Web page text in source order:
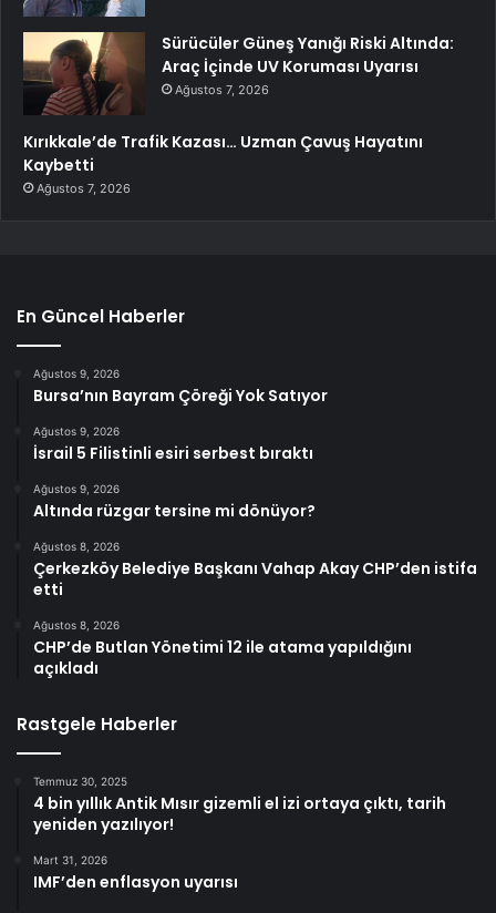
Sürücüler Güneş Yanığı Riski Altında:
Araç İçinde UV Koruması Uyarısı
Ağustos 7, 2026
Kırıkkale’de Trafik Kazası… Uzman Çavuş Hayatını
Kaybetti
Ağustos 7, 2026
En Güncel Haberler
Ağustos 9, 2026
Bursa’nın Bayram Çöreği Yok Satıyor
Ağustos 9, 2026
İsrail 5 Filistinli esiri serbest bıraktı
Ağustos 9, 2026
Altında rüzgar tersine mi dönüyor?
Ağustos 8, 2026
Çerkezköy Belediye Başkanı Vahap Akay CHP’den istifa
etti
Ağustos 8, 2026
CHP’de Butlan Yönetimi 12 ile atama yapıldığını
açıkladı
Rastgele Haberler
Temmuz 30, 2025
4 bin yıllık Antik Mısır gizemli el izi ortaya çıktı, tarih
yeniden yazılıyor!
Mart 31, 2026
IMF’den enflasyon uyarısı